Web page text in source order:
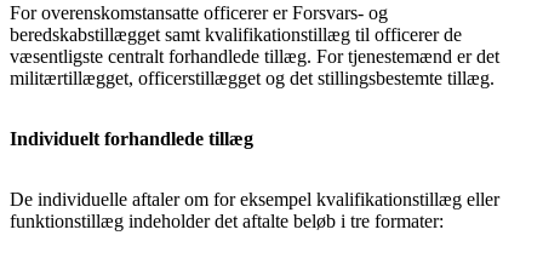
For overenskomstansatte officerer er Forsvars- og
beredskabstillægget samt kvalifikationstillæg til officerer de
væsentligste centralt forhandlede tillæg. For tjenestemænd er det
militærtillægget, officerstillægget og det stillingsbestemte tillæg.
Individuelt forhandlede tillæg
De individuelle aftaler om for eksempel kvalifikationstillæg eller
funktionstillæg indeholder det aftalte beløb i tre formater: